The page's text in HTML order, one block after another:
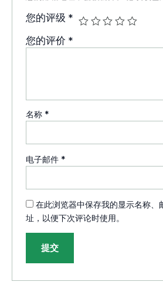
您的评级 *
您的评价 *
名称 *
电子邮件 *
在此浏览器中保存我的显示名称、
址，以便下次评论时使用。